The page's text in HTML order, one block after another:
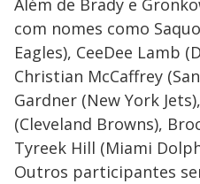
Além de Brady e
com nomes como
Eagles), CeeDee Lamb
Christian McCaffrey
Gardner (New York
(Cleveland Browns),
Tyreek Hill (Miami
Outros participantes